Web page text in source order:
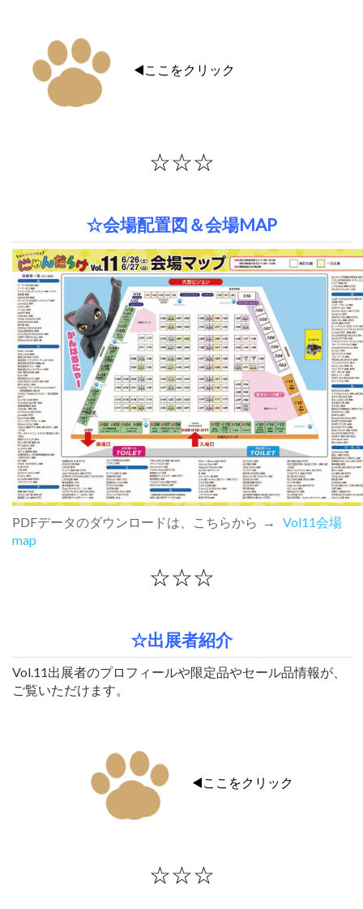
◀️ここをクリック
☆☆☆
☆会場配置図＆会場MAP
PDFデータのダウンロードは、こちらから → Vol11会場
map
☆☆☆
☆出展者紹介
Vol.11出展者のプロフィールや限定品やセール品情報が、
ご覧いただけます。
◀️ここをクリック
☆☆☆